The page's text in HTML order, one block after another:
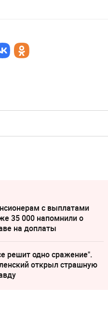
с выплатами
35 000 напомнили о
на доплаты
решит одно сражение".
открыл страшную